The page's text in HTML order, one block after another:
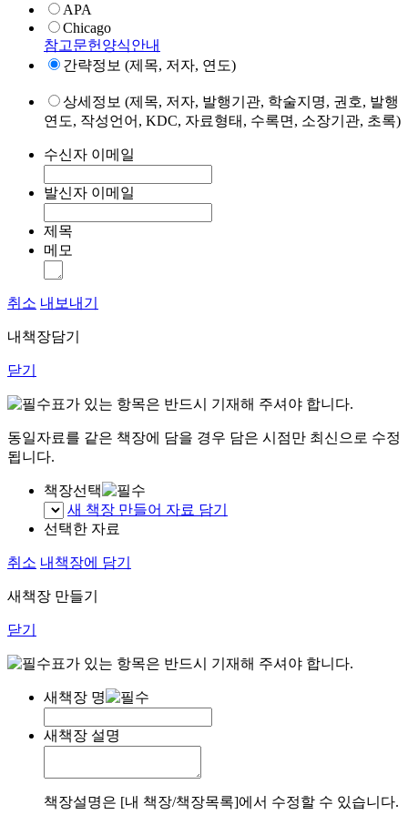
APA
Chicago
참고문헌양식안내
간략정보 (제목, 저자, 연도)
상세정보 (제목, 저자, 발행기관, 학술지명, 권호, 발행
연도, 작성언어, KDC, 자료형태, 수록면, 소장기관, 초록)
수신자 이메일
발신자 이메일
제목
메모
취소 내보내기
내책장담기
닫기
표가 있는 항목은 반드시 기재해 주셔야 합니다.
동일자료를 같은 책장에 담을 경우 담은 시점만 최신으로 수정
됩니다.
책장선택
새 책장 만들어 자료 담기
선택한 자료
취소 내책장에 담기
새책장 만들기
닫기
표가 있는 항목은 반드시 기재해 주셔야 합니다.
새책장 명
새책장 설명
책장설명은 [내 책장/책장목록]에서 수정할 수 있습니다.